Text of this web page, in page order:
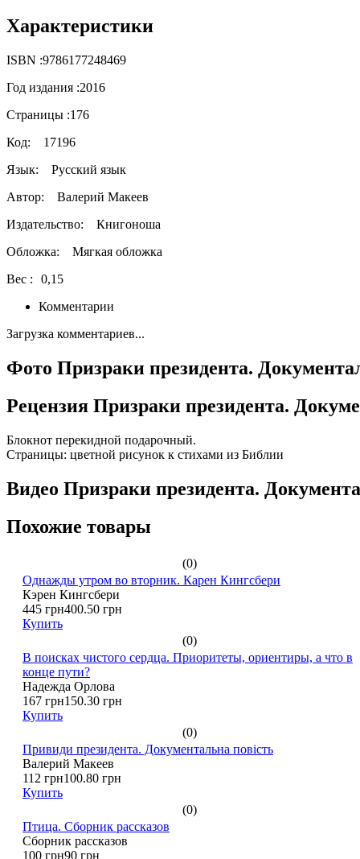
Характеристики
ISBN :9786177248469
Год издания :2016
Страницы :176
Код: 17196
Язык: Русский язык
Автор:
Валерий Макеев
Издательство:
Книгоноша
Обложка: Мягкая обложка
Вес :
0,15
Комментарии
Загрузка комментариев...
Фото Призраки президента.
Рецензия Призраки президента.
Блокнот перекидной подарочный.
Страницы: цветной рисунок к стихами из Библии
Видео Призраки президента.
Похожие товары
(0)
Однажды утром во вторник. Карен Кингсбери
Кэрен Кингсбери
445 грн400.50 грн
Купить
(0)
В поисках чистого сердца. Приоритеты, ориентиры, а что в
конце пути?
Надежда Орлова
167 грн150.30 грн
Купить
(0)
Привиди президента. Документальна повість
Валерий Макеев
112 грн100.80 грн
Купить
(0)
Птица. Сборник рассказов
Сборник рассказов
100 грн90 грн